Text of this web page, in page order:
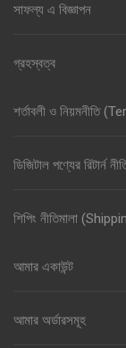
সাফল্য এ বিজ্ঞাপন
গ্রহস্বত্ব
শর্তাবলী ও নিয়মনীতি
ডিজিটাল পণ্যের রিটার্ন
শিপিং নীতিমালা
আমার একাউন্ট
আমার অর্ডারসমূহ